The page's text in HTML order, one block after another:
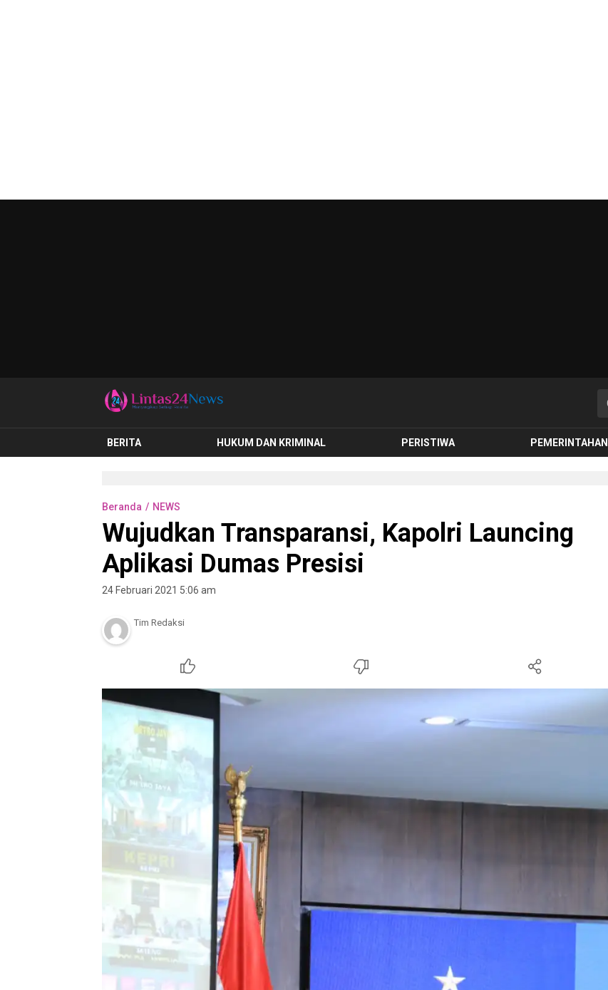
lintas24news.com
Menyingkap Setiap Realita
BERITA HUKUM DAN KRIMINAL PERISTIWA PEMERINTAHAN
Beranda NEWS
Wujudkan Transparansi, Kapolri Launcing
Aplikasi Dumas Presisi
24 Februari 2021 5:06 am
Tim Redaksi